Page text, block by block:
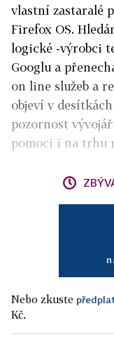
vlastní zastaralé
Firefox OS.
logické -výrobci
Googlu a
on line služeb a
objeví v
pozornost
pomoci i na trhu
Nebo zkuste
Kč.